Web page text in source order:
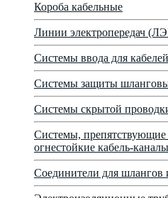
Короба кабельные
Линии электропередач
Системы ввода для
Системы защиты
Системы скрытой
Системы, препятствующие
огнестойкие кабель-каналы
Соединители для шлангов